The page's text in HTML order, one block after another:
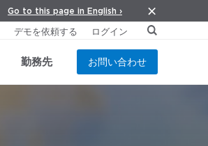
Go to this page in English ›
勤務先 お問い合わせ
デモを依頼する ログイン